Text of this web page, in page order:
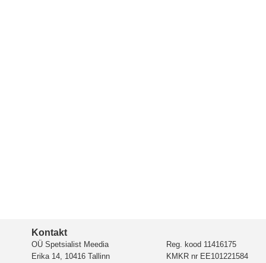
Kontakt
OÜ Spetsialist Meedia
Erika 14, 10416 Tallinn
Reg. kood 11416175
KMKR nr EE101221584